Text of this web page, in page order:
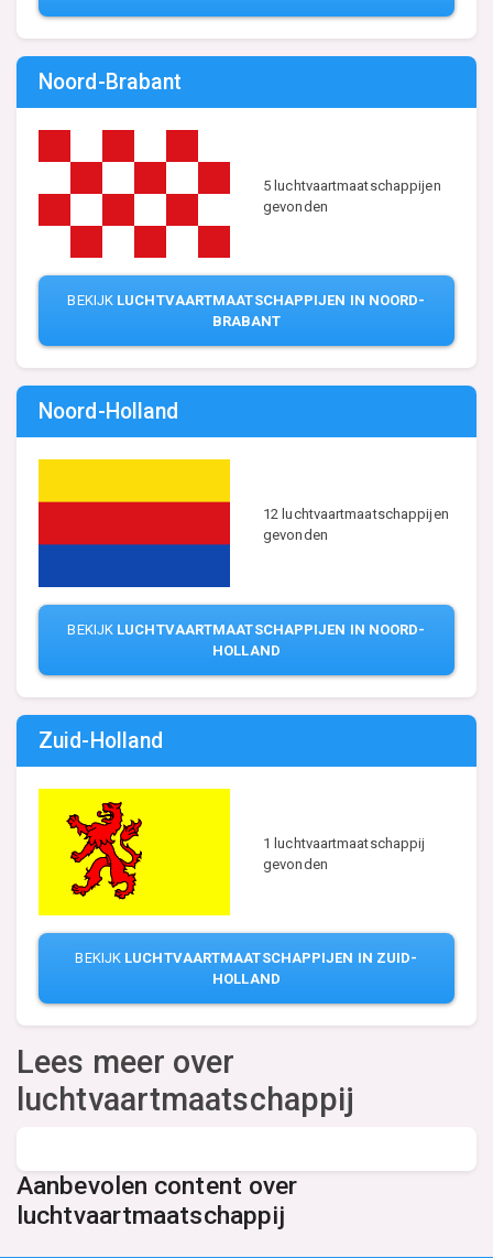
Noord-Brabant
5 luchtvaartmaatschappijen
gevonden
BEKIJK LUCHTVAARTMAATSCHAPPIJEN IN NOORD-
BRABANT
Noord-Holland
12 luchtvaartmaatschappijen
gevonden
BEKIJK LUCHTVAARTMAATSCHAPPIJEN IN NOORD-
HOLLAND
Zuid-Holland
1 luchtvaartmaatschappij
gevonden
BEKIJK LUCHTVAARTMAATSCHAPPIJEN IN ZUID-
HOLLAND
Lees meer over
luchtvaartmaatschappij
Aanbevolen content over
luchtvaartmaatschappij